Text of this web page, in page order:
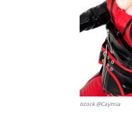
Istock @Caymia